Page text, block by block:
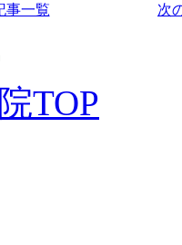
事一覧 次
TOP